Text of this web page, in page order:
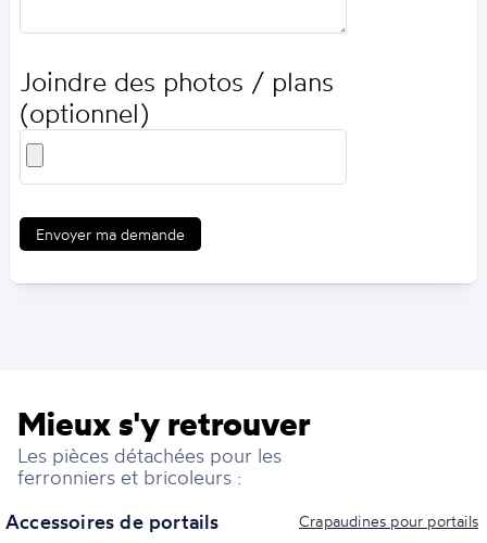
Joindre des photos / plans
(optionnel)
Envoyer ma demande
Mieux s'y retrouver
Les pièces détachées pour les
ferronniers et bricoleurs :
Accessoires de portails
Crapaudines pour portails